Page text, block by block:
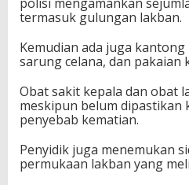
termasuk gulungan lakban.
Kemudian ada juga
sarung celana, dan pakaian
Obat sakit kepala dan obat
meskipun belum dipastikan
penyebab kematian.
Penyidik juga menemukan
permukaan lakban yang